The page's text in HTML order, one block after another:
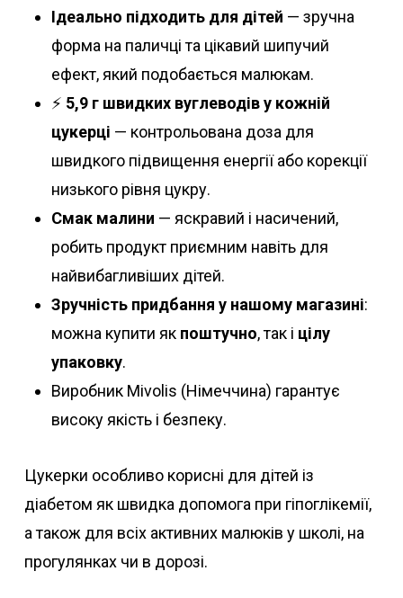
Ідеально підходить для дітей — зручна
форма на паличці та цікавий шипучий
ефект, який подобається малюкам.
⚡ 5,9 г швидких вуглеводів у кожній
цукерці — контрольована доза для
швидкого підвищення енергії або корекції
низького рівня цукру.
Смак малини — яскравий і насичений,
робить продукт приємним навіть для
найвибагливіших дітей.
Зручність придбання у нашому магазині:
можна купити як поштучно, так і цілу
упаковку.
Виробник Mivolis (Німеччина) гарантує
високу якість і безпеку.
Цукерки особливо корисні для дітей із
діабетом як швидка допомога при гіпоглікемії,
а також для всіх активних малюків у школі, на
прогулянках чи в дорозі.